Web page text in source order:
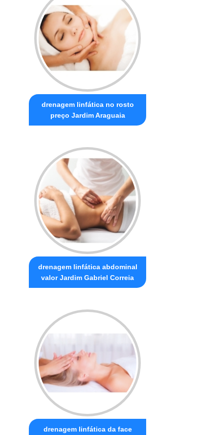
drenagem linfática no rosto
preço Jardim Araguaia
drenagem linfática abdominal
valor Jardim Gabriel Correia
drenagem linfática da face